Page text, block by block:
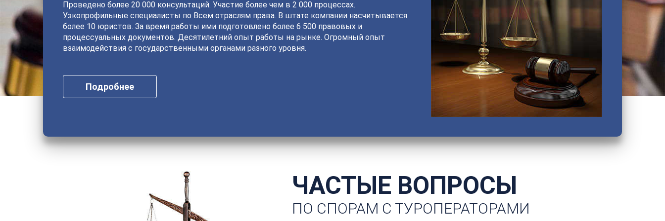
Петродворцовый
Приморский
Пушкинский
Смольнинский
Фрунзенский
Проведено более 20 000 консультаций. Участие более чем в 2 000 процессах.
Узкопрофильные специалисты по Всем отраслям права. В штате компании насчитывается
более 10 юристов. За время работы ими подготовлено более 6 500 правовых и
процессуальных документов. Десятилетний опыт работы на рынке. Огромный опыт
взаимодействия с государственными органами разного уровня.
Подробнее
ЧАСТЫЕ ВОПРОСЫ
ПО СПОРАМ С ТУРОПЕРАТОРАМИ